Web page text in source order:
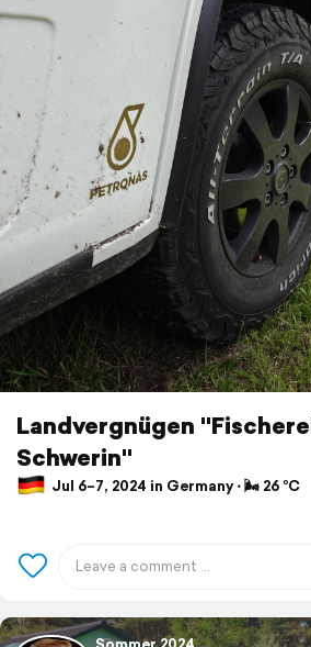
Landvergnügen
Schwerin"
Jul 6–7, 2024 in Germany ⋅ 🌬 26 °C